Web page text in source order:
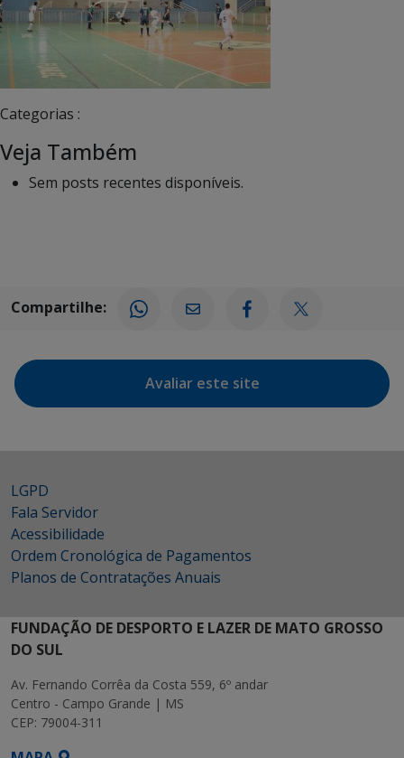
Categorias :
Veja Também
Sem posts recentes disponíveis.
Compartilhe:
Avaliar este site
LGPD
Fala Servidor
Acessibilidade
Ordem Cronológica de Pagamentos
Planos de Contratações Anuais
FUNDAÇÃO DE DESPORTO E LAZER DE MATO GROSSO
DO SUL
Av. Fernando Corrêa da Costa 559, 6º andar
Centro - Campo Grande | MS
CEP: 79004-311